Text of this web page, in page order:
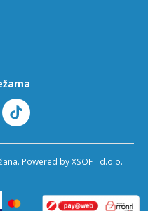
Powered by XSOFT d.o.o.